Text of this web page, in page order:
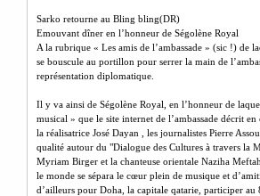
Sarko retourne au Bling bling(DR)
Emouvant dîner en l’honneur de Ségolène Royal
A la rubrique « Les amis de l’ambassade » (sic !) de
se bouscule au portillon pour serrer la main de
représentation diplomatique.
Il y va ainsi de Ségolène Royal, en l’honneur de
musical » que le site internet de l’ambassade décrit
la réalisatrice José Dayan , les journalistes Pierre
qualité autour du "Dialogue des Cultures à travers la
Myriam Birger et la chanteuse orientale Naziha
le monde se sépara le cœur plein de musique et
d’ailleurs pour Doha, la capitale qatarie, participer